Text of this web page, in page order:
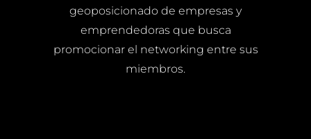
geoposicionado de empresas y
emprendedoras que busca
promocionar el networking entre sus
miembros.